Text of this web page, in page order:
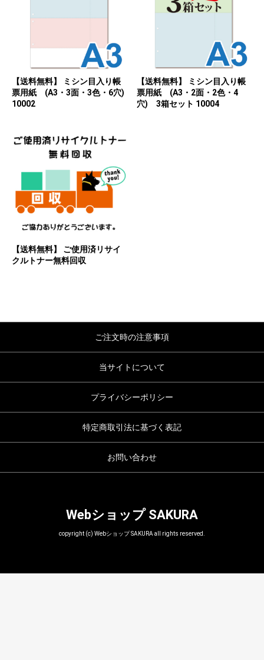
【送料無料】 ミシン目入り帳
票用紙 (A3・3面・3色・6穴)
10002
【送料無料】 ミシン目入り帳
票用紙 (A3・2面・2色・4
穴) 3箱セット 10004
【送料無料】 ご使用済リサイ
クルトナー無料回収
ご注文時の注意事項
当サイトについて
プライバシーポリシー
特定商取引法に基づく表記
お問い合わせ
Webショップ SAKURA
copyright (c) Webショップ SAKURA all rights reserved.